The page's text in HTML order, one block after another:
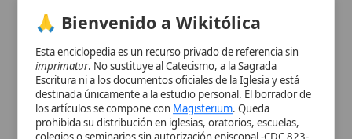
Fieles Laicos
Secularización
Conclusión
Citas y referencias
colegios o seminarios sin autorización episcopal -CDC 823-.
Se insta a consultar siempre las fuentes referenciadas y a
del menú superior. Entrando a la enciclopedia confirma que
ha leído y acepta expresamente lapolítica de privacidady el
aviso legal
Aceptar y Entrar